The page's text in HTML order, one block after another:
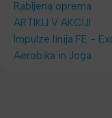
Rabljena oprema
ARTIKLI V AKCIJI
Impulze linija FE -
Aerobika in Joga